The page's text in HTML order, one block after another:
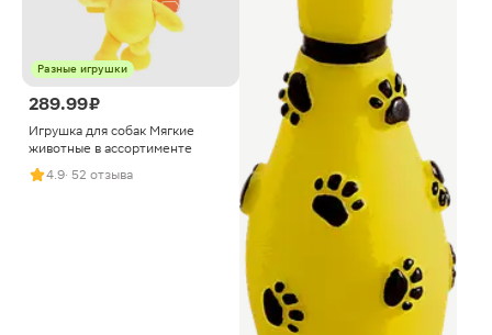
Разные игрушки
289.99 ₽
Игрушка для собак Мягкие
животные в ассортименте
4.9· 52 отзыва